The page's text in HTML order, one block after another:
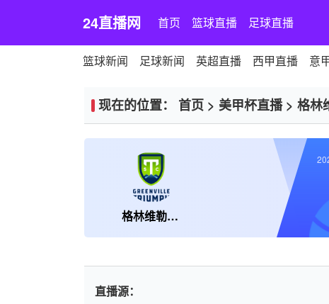
24直播网 首页 篮球直播 足球直播
篮球新闻 足球新闻 英超直播 西甲直播 意
现在的位置： 首页 > 美甲杯直播> 格林
格林维勒FC
直播源：